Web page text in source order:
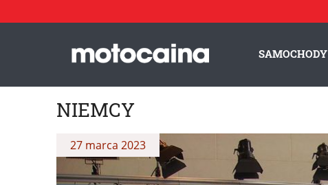
SAMOCHODY
NIEMCY
27 marca 2023